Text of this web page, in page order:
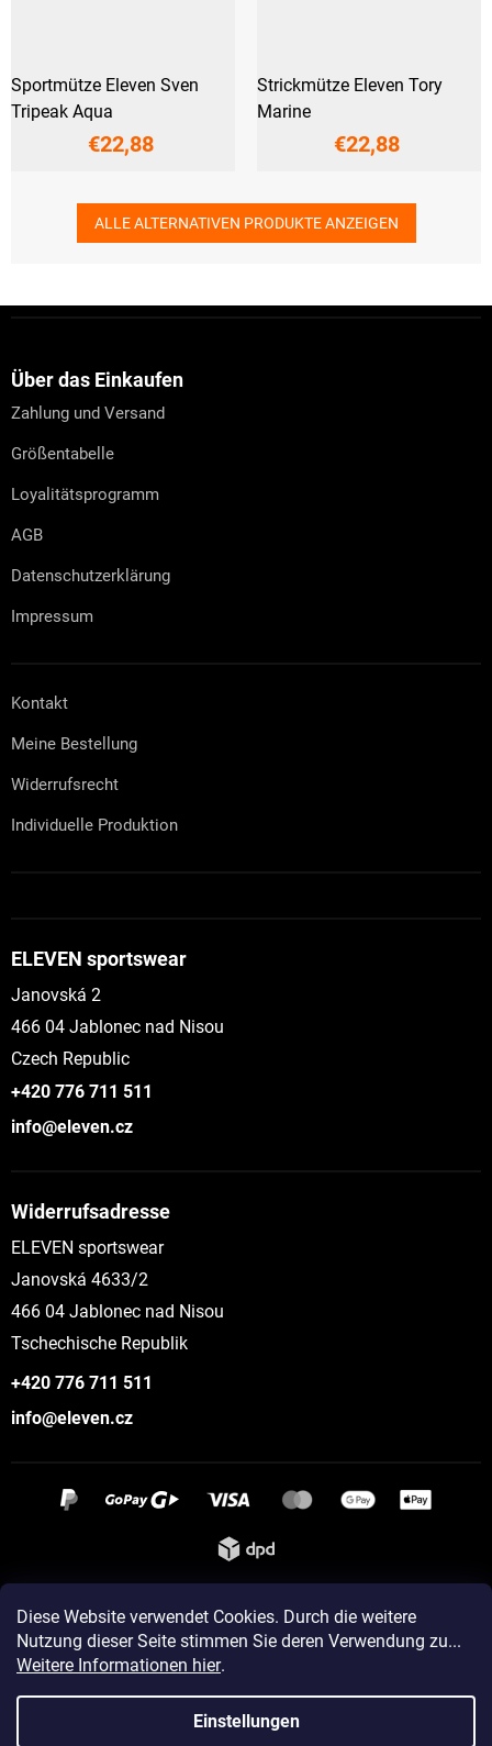
Diese Website verwendet Cookies. Durch die weitere
Nutzung dieser Seite stimmen Sie deren Verwendung zu...
Weitere Informationen hier.
Einstellungen
Sportmütze Eleven Sven
Tripeak Aqua
€22,88
Strickmütze Eleven Tory
Marine
€22,88
ALLE ALTERNATIVEN PRODUKTE ANZEIGEN
Über das Einkaufen
Zahlung und Versand
Größentabelle
Loyalitätsprogramm
AGB
Datenschutzerklärung
Impressum
Kontakt
Meine Bestellung
Widerrufsrecht
Individuelle Produktion
ELEVEN sportswear
Janovská 2
466 04 Jablonec nad Nisou
Czech Republic
+420 776 711 511
info@eleven.cz
Widerrufsadresse
ELEVEN sportswear
Janovská 4633/2
466 04 Jablonec nad Nisou
Tschechische Republik
+420 776 711 511
info@eleven.cz
Instagram
Erstellt von Shoptet